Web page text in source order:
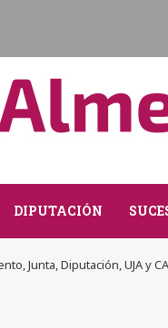
DIPUTACIÓN
Junta, Diputación, UJA y